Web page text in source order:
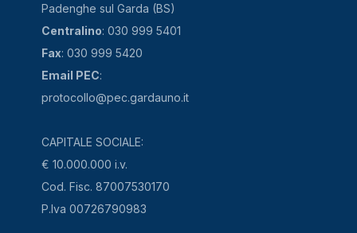
Padenghe sul Garda (BS)
Centralino: 030 999 5401
Fax: 030 999 5420
Email PEC:
protocollo@pec.gardauno.it
CAPITALE SOCIALE:
€ 10.000.000 i.v.
Cod. Fisc. 87007530170
P.Iva 00726790983